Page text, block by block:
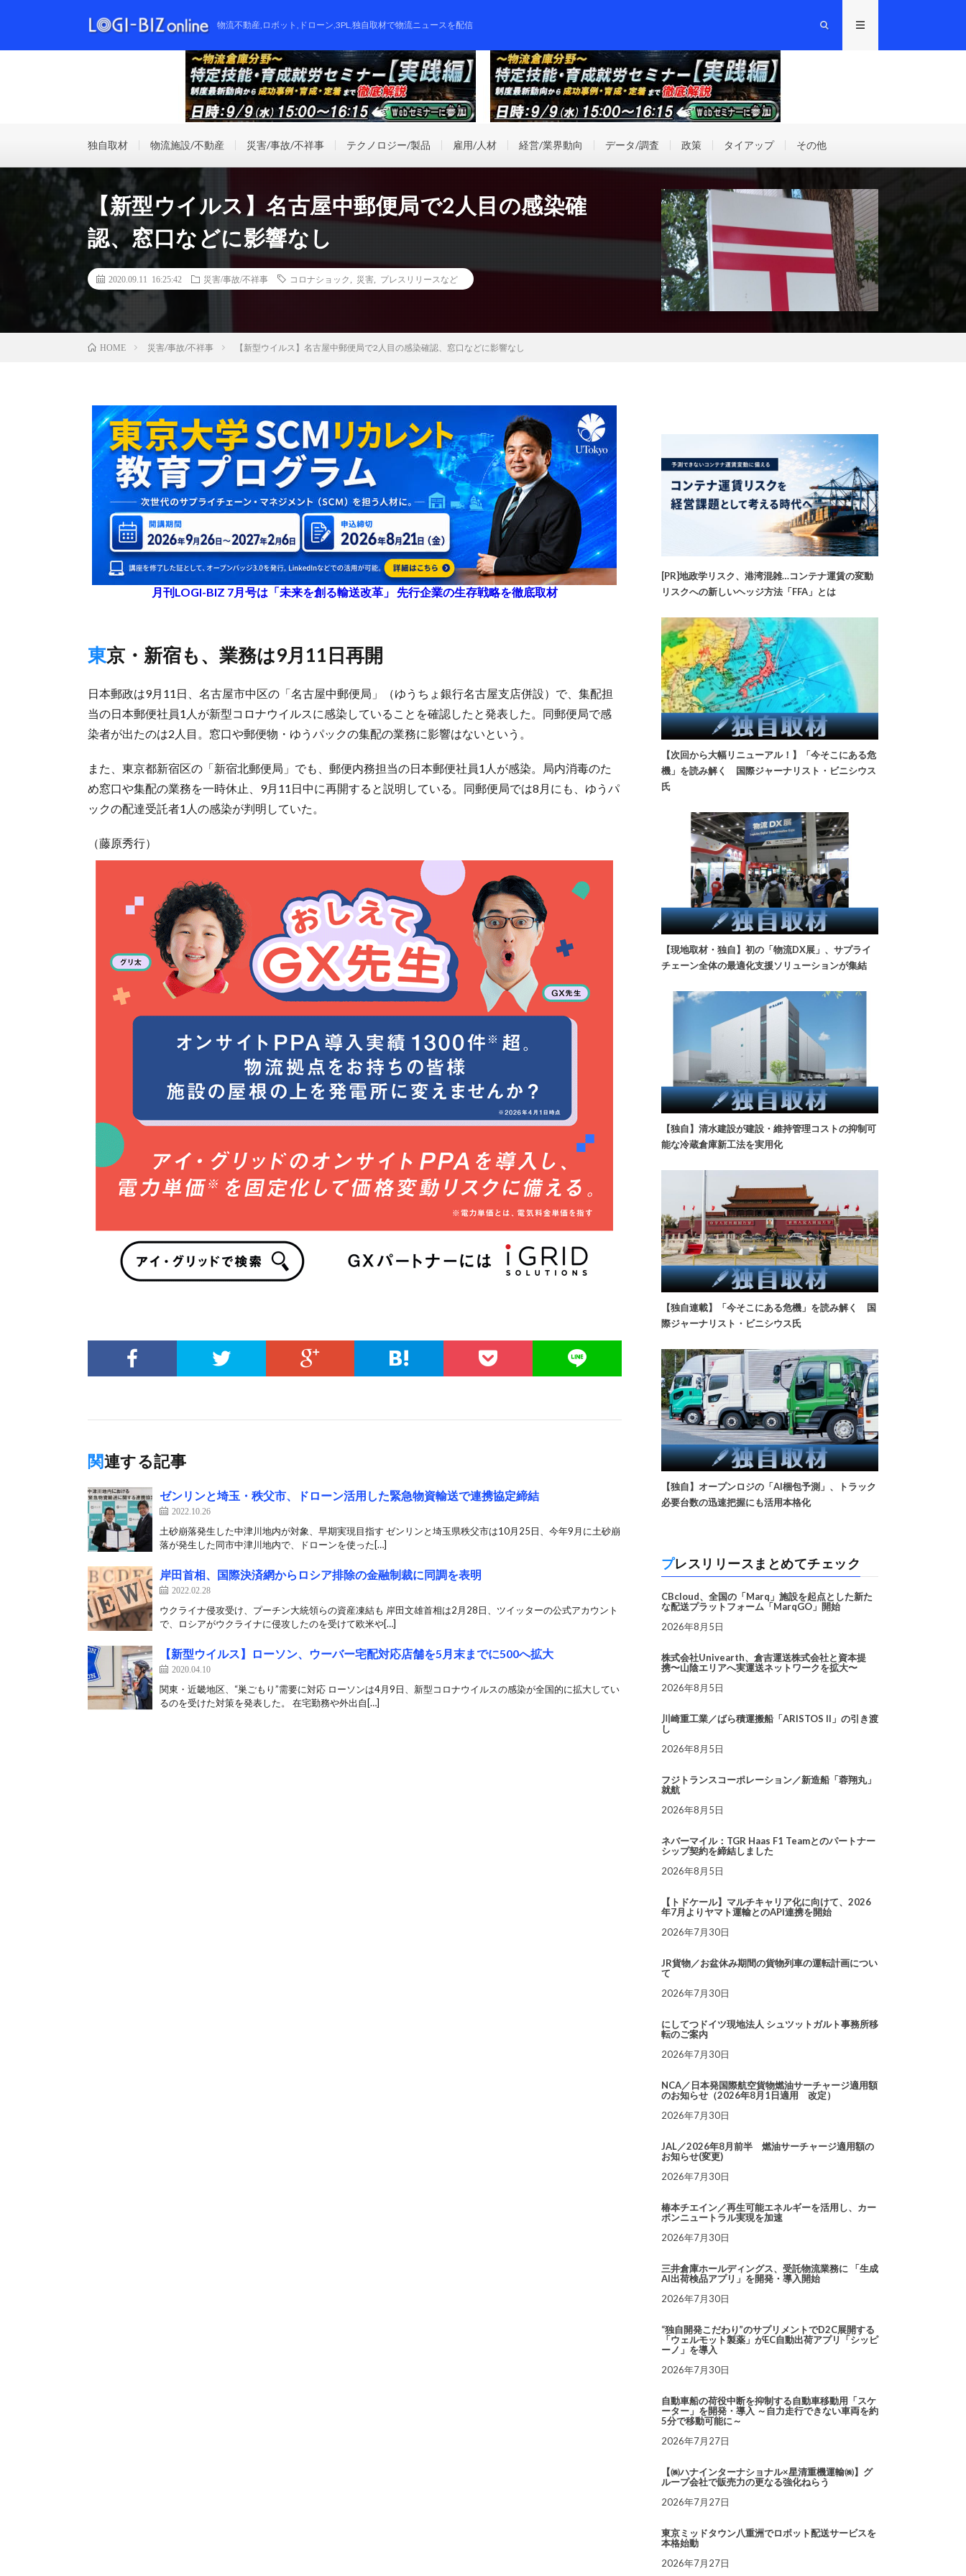
物流不動産,ロボット,ドローン,3PL,独自取材で物流ニュースを配信
独自取材 物流施設/不動産 災害/事故/不祥事 テクノロジー/製品 雇用/人材 経営/業界動向 データ/調査 政策 タイアップ その他
【新型ウイルス】名古屋中郵便局で2人目の感染確
認、窓口などに影響なし
2020.09.11 16:25:42 災害/事故/不祥事 コロナショック 災害 プレスリリースなど
HOME 災害/事故/不祥事 【新型ウイルス】名古屋中郵便局で2人目の感染確認、窓口などに影響なし
月刊LOGI-BIZ 7月号は「未来を創る輸送改革」 先行企業の生存戦略を徹底取材
東京・新宿も、業務は9月11日再開
日本郵政は9月11日、名古屋市中区の「名古屋中郵便局」（ゆうちょ銀行名古屋支店併設）で、集配担
当の日本郵便社員1人が新型コロナウイルスに感染していることを確認したと発表した。同郵便局で感
染者が出たのは2人目。窓口や郵便物・ゆうパックの集配の業務に影響はないという。
また、東京都新宿区の「新宿北郵便局」でも、郵便内務担当の日本郵便社員1人が感染。局内消毒のた
め窓口や集配の業務を一時休止、9月11日中に再開すると説明している。同郵便局では8月にも、ゆうパ
ックの配達受託者1人の感染が判明していた。
（藤原秀行）
関連する記事
ゼンリンと埼玉・秩父市、ドローン活用した緊急物資輸送で連携協定締結
2022.10.26
土砂崩落発生した中津川地内が対象、早期実現目指す ゼンリンと埼玉県秩父市は10月25日、今年9月に土砂崩
落が発生した同市中津川地内で、ドローンを使った[…]
岸田首相、国際決済網からロシア排除の金融制裁に同調を表明
2022.02.28
ウクライナ侵攻受け、プーチン大統領らの資産凍結も 岸田文雄首相は2月28日、ツイッターの公式アカウント
で、ロシアがウクライナに侵攻したのを受けて欧米や[…]
【新型ウイルス】ローソン、ウーバー宅配対応店舗を5月末までに500へ拡大
2020.04.10
関東・近畿地区、“巣ごもり”需要に対応 ローソンは4月9日、新型コロナウイルスの感染が全国的に拡大してい
るのを受けた対策を発表した。 在宅勤務や外出自[…]
[PR]地政学リスク、港湾混雑…コンテナ運賃の変動
リスクへの新しいヘッジ方法「FFA」とは
【次回から大幅リニューアル！】「今そこにある危
機」を読み解く 国際ジャーナリスト・ビニシウス
氏
【現地取材・独自】初の「物流DX展」、サプライ
チェーン全体の最適化支援ソリューションが集結
【独自】清水建設が建設・維持管理コストの抑制可
能な冷蔵倉庫新工法を実用化
【独自連載】「今そこにある危機」を読み解く 国
際ジャーナリスト・ビニシウス氏
【独自】オープンロジの「AI梱包予測」、トラック
必要台数の迅速把握にも活用本格化
プレスリリースまとめてチェック
CBcloud、全国の「Marq」施設を起点とした新た
な配送プラットフォーム「MarqGO」開始
2026年8月5日
株式会社Univearth、倉吉運送株式会社と資本提
携〜山陰エリアへ実運送ネットワークを拡大〜
2026年8月5日
川崎重工業／ばら積運搬船「ARISTOS II」の引き渡
し
2026年8月5日
フジトランスコーポレーション／新造船「蓉翔丸」
就航
2026年8月5日
ネバーマイル：TGR Haas F1 Teamとのパートナー
シップ契約を締結しました
2026年8月5日
【トドケール】マルチキャリア化に向けて、2026
年7月よりヤマト運輸とのAPI連携を開始
2026年7月30日
JR貨物／お盆休み期間の貨物列車の運転計画につい
て
2026年7月30日
にしてつドイツ現地法人 シュツットガルト事務所移
転のご案内
2026年7月30日
NCA／日本発国際航空貨物燃油サーチャージ適用額
のお知らせ（2026年8月1日適用 改定）
2026年7月30日
JAL／2026年8月前半 燃油サーチャージ適用額の
お知らせ(変更)
2026年7月30日
椿本チエイン／再生可能エネルギーを活用し、カー
ボンニュートラル実現を加速
2026年7月30日
三井倉庫ホールディングス、受託物流業務に 「生成
AI出荷検品アプリ」を開発・導入開始
2026年7月30日
“独自開発こだわり”のサプリメントでD2C展開する
「ウェルモット製薬」がEC自動出荷アプリ「シッピ
ーノ」を導入
2026年7月30日
自動車船の荷役中断を抑制する自動車移動用「スケ
ーター」を開発・導入 ～自力走行できない車両を約
5分で移動可能に～
2026年7月27日
【㈱ハナインターナショナル×星清重機運輸㈱】グ
ループ会社で販売力の更なる強化ねらう
2026年7月27日
東京ミッドタウン八重洲でロボット配送サービスを
本格始動
2026年7月27日